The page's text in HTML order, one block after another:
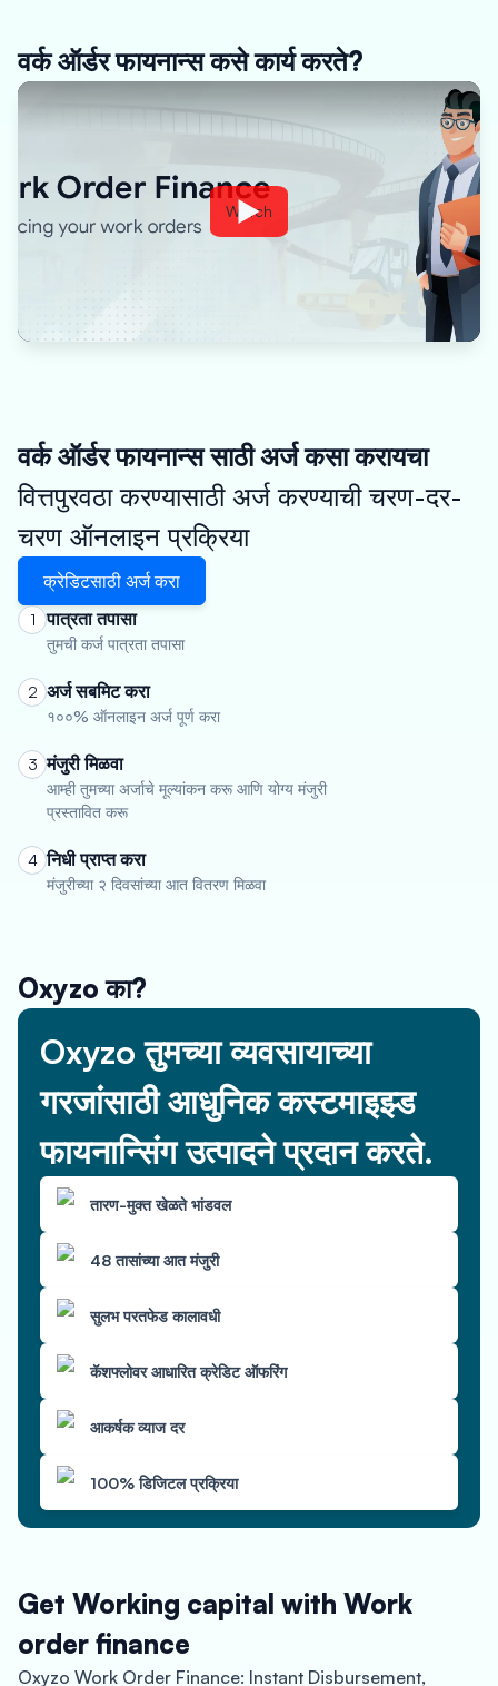
वर्क ऑर्डर फायनान्स कसे कार्य करते?
Watch
वर्क ऑर्डर फायनान्स साठी अर्ज कसा करायचा
वित्तपुरवठा करण्यासाठी अर्ज करण्याची चरण-दर-
चरण ऑनलाइन प्रक्रिया
क्रेडिटसाठी अर्ज करा
1 पात्रता तपासा
तुमची कर्ज पात्रता तपासा
2 अर्ज सबमिट करा
१००% ऑनलाइन अर्ज पूर्ण करा
3 मंजुरी मिळवा
आम्ही तुमच्या अर्जाचे मूल्यांकन करू आणि योग्य मंजुरी
प्रस्तावित करू
4 निधी प्राप्त करा
मंजुरीच्या २ दिवसांच्या आत वितरण मिळवा
Oxyzo का?
Oxyzo तुमच्या व्यवसायाच्या
गरजांसाठी आधुनिक कस्टमाइझ्ड
फायनान्सिंग उत्पादने प्रदान करते.
तारण-मुक्त खेळते भांडवल
48 तासांच्या आत मंजुरी
सुलभ परतफेड कालावधी
कॅशफ्लोवर आधारित क्रेडिट ऑफरिंग
आकर्षक व्याज दर
100% डिजिटल प्रक्रिया
Get Working capital with Work
order finance
Oxyzo Work Order Finance: Instant Disbursement,